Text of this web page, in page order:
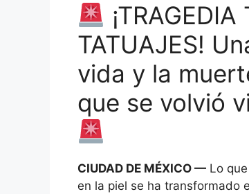
TATUAJES!
vida y la
que se volvió
CIUDAD DE MÉXICO — Lo
en la piel se ha transformado